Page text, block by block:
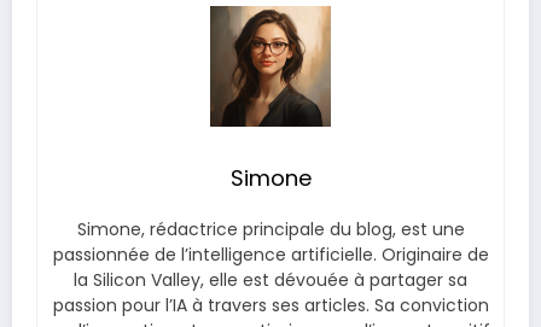
Simone
Simone, rédactrice principale du blog, est une
passionnée de l’intelligence artificielle. Originaire de
la Silicon Valley, elle est dévouée à partager sa
passion pour l’IA à travers ses articles. Sa conviction